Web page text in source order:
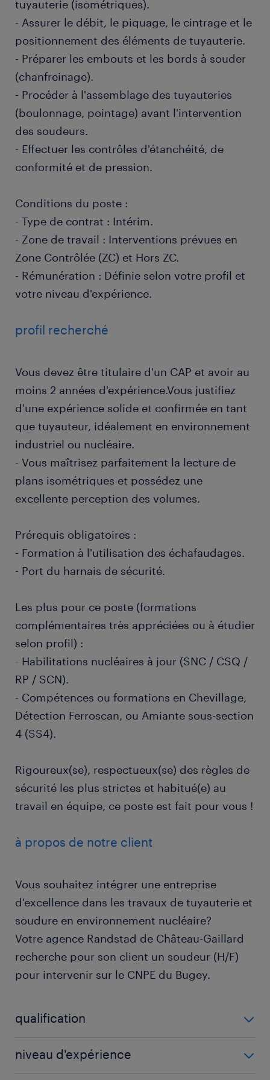
tuyauterie (isométriques).
- Assurer le débit, le piquage, le cintrage et le
positionnement des éléments de tuyauterie.
- Préparer les embouts et les bords à souder
(chanfreinage).
- Procéder à l'assemblage des tuyauteries
(boulonnage, pointage) avant l'intervention
des soudeurs.
- Effectuer les contrôles d'étanchéité, de
conformité et de pression.
Conditions du poste :
- Type de contrat : Intérim.
- Zone de travail : Interventions prévues en
Zone Contrôlée (ZC) et Hors ZC.
- Rémunération : Définie selon votre profil et
votre niveau d'expérience.
profil recherché
Vous devez être titulaire d'un CAP et avoir au
moins 2 années d'expérience.Vous justifiez
d'une expérience solide et confirmée en tant
que tuyauteur, idéalement en environnement
industriel ou nucléaire.
- Vous maîtrisez parfaitement la lecture de
plans isométriques et possédez une
excellente perception des volumes.
Prérequis obligatoires :
- Formation à l'utilisation des échafaudages.
- Port du harnais de sécurité.
Les plus pour ce poste (formations
complémentaires très appréciées ou à étudier
selon profil) :
- Habilitations nucléaires à jour (SNC / CSQ /
RP / SCN).
- Compétences ou formations en Chevillage,
Détection Ferroscan, ou Amiante sous-section
4 (SS4).
Rigoureux(se), respectueux(se) des règles de
sécurité les plus strictes et habitué(e) au
travail en équipe, ce poste est fait pour vous !
à propos de notre client
Vous souhaitez intégrer une entreprise
d'excellence dans les travaux de tuyauterie et
soudure en environnement nucléaire?
Votre agence Randstad de Château-Gaillard
recherche pour son client un soudeur (H/F)
pour intervenir sur le CNPE du Bugey.
qualification
niveau d'expérience